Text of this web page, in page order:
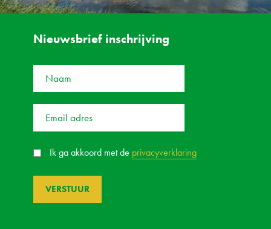
Nieuwsbrief inschrijving
Ik ga akkoord met de privacyverklaring